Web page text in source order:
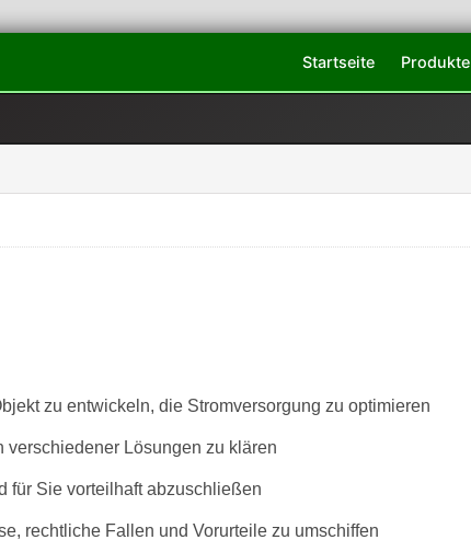
Startseite Produkte
zu entwickeln, die Stromversorgung zu optimieren
verschiedener Lösungen zu klären
für Sie vorteilhaft abzuschließen
rechtliche Fallen und Vorurteile zu umschiffen